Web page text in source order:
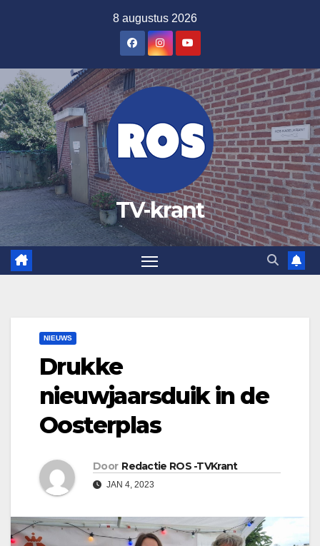
inhoud
8 augustus 2026
TV-krant
NIEUWS
Drukke
nieuwjaarsduik in de
Oosterplas
Door Redactie ROS -TVKrant
JAN 4, 2023